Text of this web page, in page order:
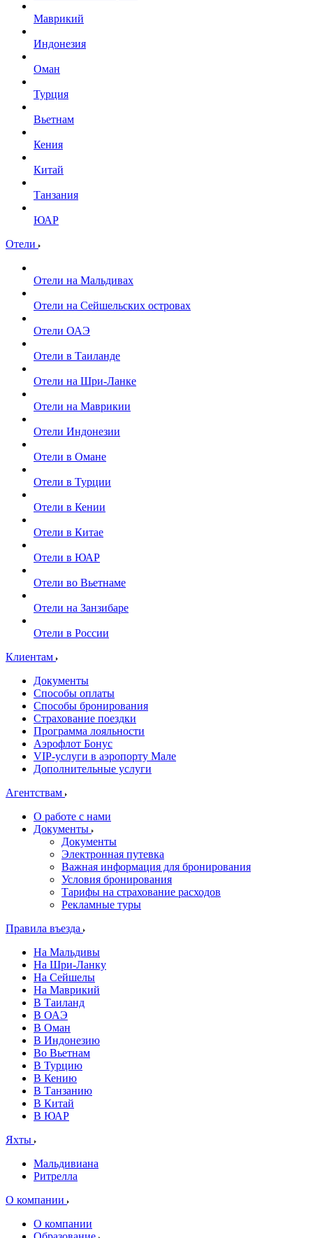
Маврикий
Индонезия
Оман
Турция
Вьетнам
Кения
Китай
Танзания
ЮАР
Отели
Отели на Мальдивах
Отели на Сейшельских островах
Отели ОАЭ
Отели в Таиланде
Отели на Шри-Ланке
Отели на Маврикии
Отели Индонезии
Отели в Омане
Отели в Турции
Отели в Кении
Отели в Китае
Отели в ЮАР
Отели во Вьетнаме
Отели на Занзибаре
Отели в России
Клиентам
Документы
Способы оплаты
Способы бронирования
Страхование поездки
Программа лояльности
Аэрофлот Бонус
VIP-услуги в аэропорту Мале
Дополнительные услуги
Агентствам
О работе с нами
Документы
Документы
Электронная путевка
Важная информация для бронирования
Условия бронирования
Тарифы на страхование расходов
Рекламные туры
Правила въезда
На Мальдивы
На Шри-Ланку
На Сейшелы
На Маврикий
В Таиланд
В ОАЭ
В Оман
В Индонезию
Во Вьетнам
В Турцию
В Кению
В Танзанию
В Китай
В ЮАР
Яхты
Мальдивиана
Ритрелла
О компании
О компании